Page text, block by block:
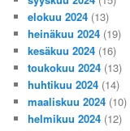
elokuu 2024 (13)
heinäkuu 2024 (19)
kesäkuu 2024 (16)
toukokuu 2024 (13)
huhtikuu 2024 (14)
maaliskuu 2024 (10)
helmikuu 2024 (12)